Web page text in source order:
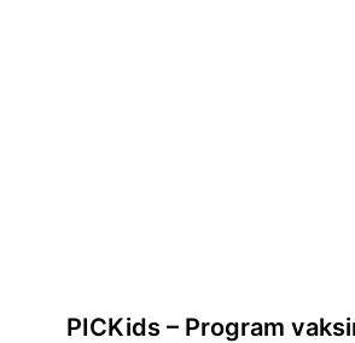
PICKids – Program